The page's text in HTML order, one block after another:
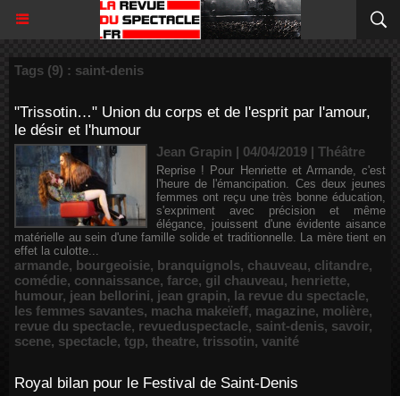
Tags (9) : saint-denis
"Trissotin…" Union du corps et de l'esprit par l'amour,
le désir et l'humour
Jean Grapin | 04/04/2019 | Théâtre
Reprise ! Pour Henriette et Armande, c'est
l'heure de l'émancipation. Ces deux jeunes
femmes ont reçu une très bonne éducation,
s'expriment avec précision et même
élégance, jouissent d'une évidente aisance
matérielle au sein d'une famille solide et traditionnelle. La mère tient en
effet la culotte...
armande, bourgeoisie, branquignols, chauveau, clitandre,
comédie, connaissance, farce, gil chauveau, henriette,
humour, jean bellorini, jean grapin, la revue du spectacle,
les femmes savantes, macha makeïeff, magazine, molière,
revue du spectacle, revueduspectacle, saint-denis, savoir,
scene, spectacle, tgp, theatre, trissotin, vanité
Royal bilan pour le Festival de Saint-Denis